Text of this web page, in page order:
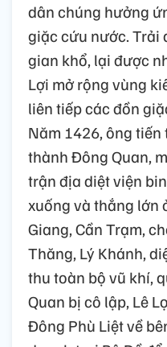
dân chúng hưởng
giặc cứu nước. Trải
gian khổ, lại được
Lợi mở rộng vùng
liên tiếp các đồn
Năm 1426, ông
thành Đông Quan,
trận địa diệt viện
xuống và thắng lớn
Giang, Cần Trạm,
Thăng, Lý Khánh,
thu toàn bộ vũ khí,
Quan bị cô lập, Lê
Đông Phù Liệt về